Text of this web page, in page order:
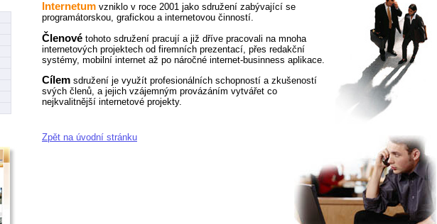
Internetum vzniklo v roce 2001 jako sdružení zabývající se
programátorskou, grafickou a internetovou činností.
Členové tohoto sdružení pracují a již dříve pracovali na mnoha
internetových projektech od firemních prezentací, přes redakční
systémy, mobilní internet až po náročné internet-businness aplikace.
Cílem sdružení je využít profesionálních schopností a zkušeností
svých členů, a jejich vzájemným provázáním vytvářet co
nejkvalitnější internetové projekty.
Zpět na úvodní stránku